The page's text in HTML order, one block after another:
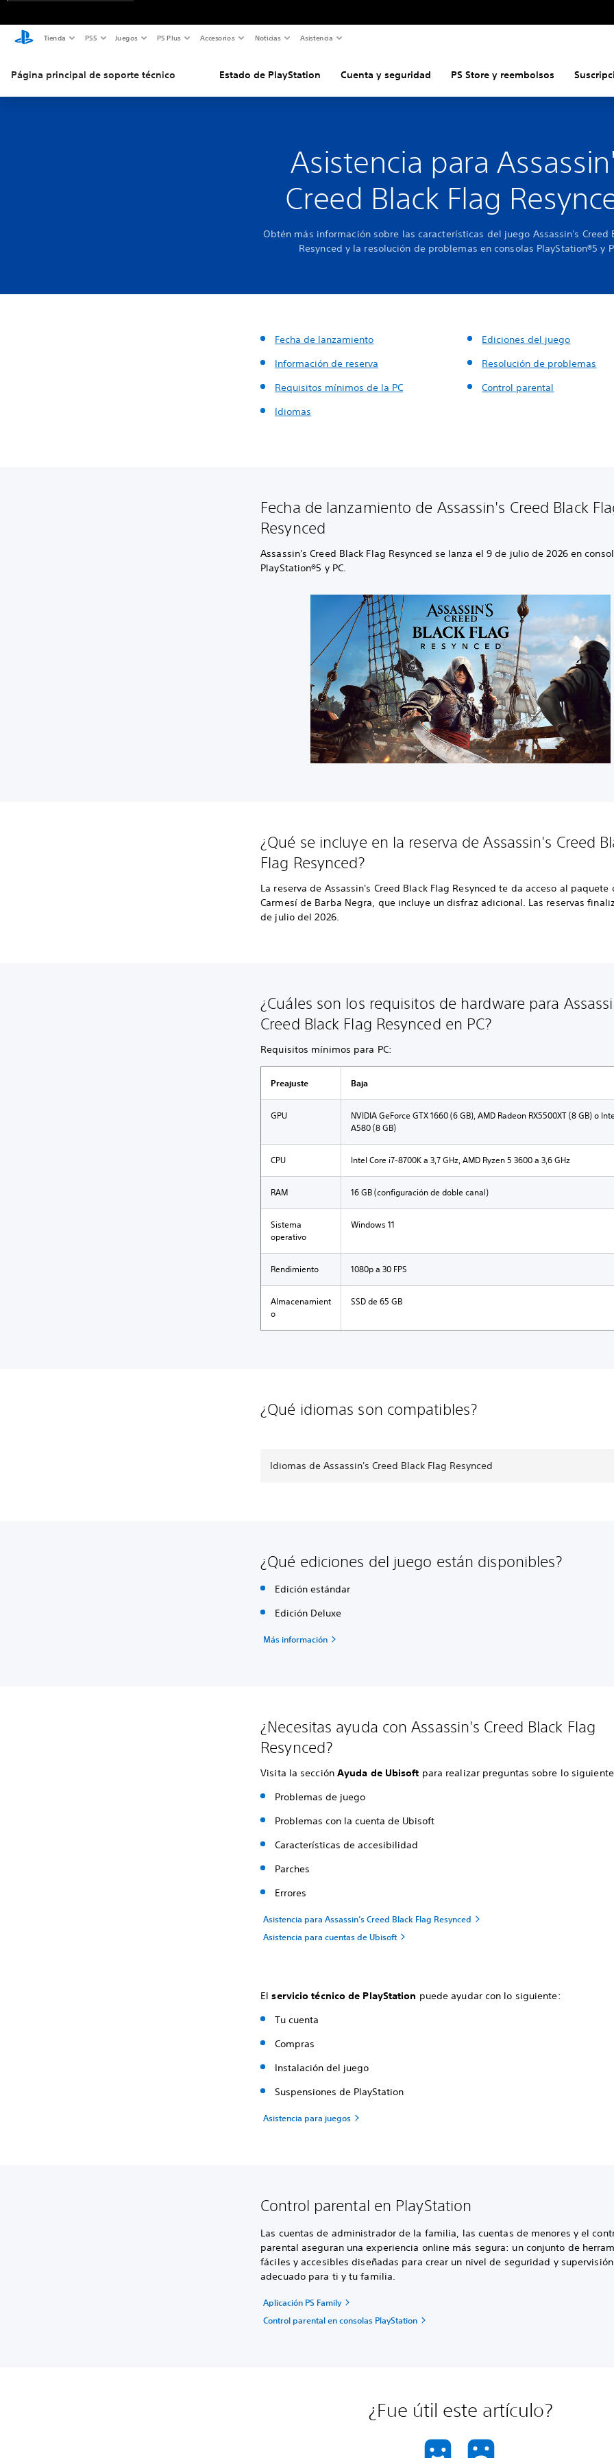
Tienda PS5 Juegos PS Plus Accesorios Noticias Asistencia
Página principal de soporte técnico Estado de PlayStation Cuenta y seguridad PS Store y reembolsos
Asistencia para
Creed Black Flag
Obtén más información sobre las características del juego Assassin's Creed
Resynced y la resolución de problemas en consolas PlayStation®5 y
Fecha de lanzamiento
Información de reserva
Requisitos mínimos de la PC
Idiomas
Ediciones del juego
Resolución de problemas
Control parental
Fecha de lanzamiento de Assassin's Creed Black
Resynced
Assassin's Creed Black Flag Resynced se lanza el 9 de julio de 2026 en
PlayStation®5 y PC.
¿Qué se incluye en la reserva de Assassin's Creed
Flag Resynced?
La reserva de Assassin's Creed Black Flag Resynced te da acceso al paquete
Carmesí de Barba Negra, que incluye un disfraz adicional. Las reservas
de julio del 2026.
¿Cuáles son los requisitos de hardware para
Creed Black Flag Resynced en PC?
Requisitos mínimos para PC:
Preajuste Baja
GPU
NVIDIA GeForce GTX 1660 (6 GB), AMD Radeon RX5500XT (8 GB) o
A580 (8 GB)
CPU Intel Core i7-8700K a 3,7 GHz, AMD Ryzen 5 3600 a 3,6 GHz
RAM 16 GB (configuración de doble canal)
Sistema
operativo
Windows 11
Rendimiento 1080p a 30 FPS
Almacenamient
o
SSD de 65 GB
¿Qué idiomas son compatibles?
Idiomas de Assassin's Creed Black Flag Resynced
¿Qué ediciones del juego están disponibles?
Edición estándar
Edición Deluxe
Más información
¿Necesitas ayuda con Assassin's Creed Black Flag
Resynced?
Visita la sección Ayuda de Ubisoft para realizar preguntas sobre lo
Problemas de juego
Problemas con la cuenta de Ubisoft
Características de accesibilidad
Parches
Errores
Asistencia para Assassin’s Creed Black Flag Resynced
Asistencia para cuentas de Ubisoft
Elservicio técnico de PlayStation puede ayudar con lo siguiente:
Tu cuenta
Compras
Instalación del juego
Suspensiones de PlayStation
Asistencia para juegos
Control parental en PlayStation
Las cuentas de administrador de la familia, las cuentas de menores y el
parental aseguran una experiencia online más segura: un conjunto de
fáciles y accesibles diseñadas para crear un nivel de seguridad y supervisión
adecuado para ti y tu familia.
Aplicación PS Family
Control parental en consolas PlayStation
¿Fue útil este artículo?